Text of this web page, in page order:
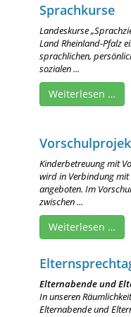
Sprachkurse
Landeskurse
Land Rheinland-Pfalz
sprachlichen,
sozialen ...
Weiterlesen …
Kinderbetreuung mit
wird in Verbindung mit
angeboten. Im
zwischen ...
Weiterlesen …
Elternabende und
In unseren
Elternabende und